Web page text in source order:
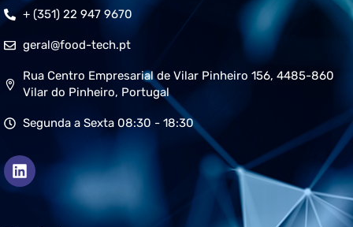
+ (351) 22 947 9670
geral@food-tech.pt
Rua Centro Empresarial de Vilar Pinheiro 156, 4485-860
Vilar do Pinheiro, Portugal
Segunda a Sexta 08:30 - 18:30